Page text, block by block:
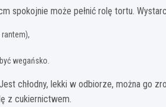
spokojnie może pełnić rolę tortu.
wegańsko.
chłodny, lekki w odbiorze, można go
z cukiernictwem.